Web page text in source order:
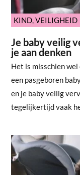
KIND,VEILIGHEID
Je baby veilig
je aan denken
Het is misschien
een pasgeboren
en je baby veilig
tegelijkertijd vaak